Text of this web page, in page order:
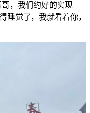
，我们约好的实现
睡觉了，我就看着你，